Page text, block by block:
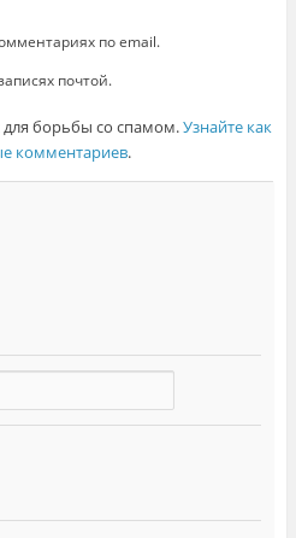
по email.
почтой.
для борьбы со спамом.Узнайте как
комментариев.